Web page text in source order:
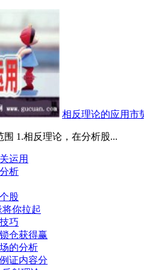
相反理论的应用市
1.相反理论，在分析股...
运用
析
股
你拉起
巧
仓获得赢
的分析
证内容分